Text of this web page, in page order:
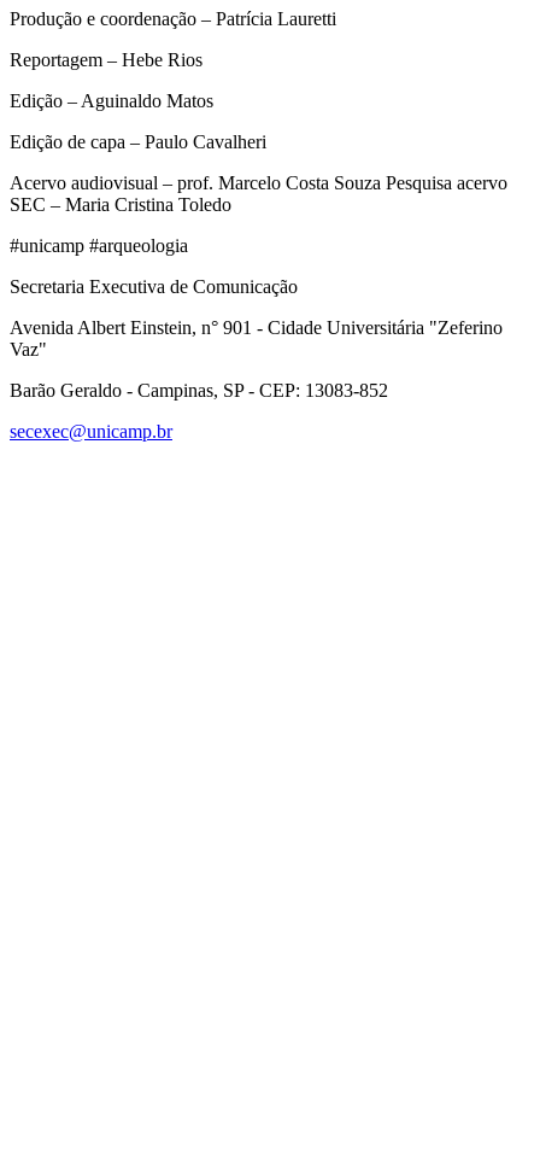
Produção e coordenação – Patrícia Lauretti
Reportagem – Hebe Rios
Edição – Aguinaldo Matos
Edição de capa – Paulo Cavalheri
Acervo audiovisual – prof. Marcelo Costa Souza Pesquisa acervo
SEC – Maria Cristina Toledo
#unicamp #arqueologia
Secretaria Executiva de Comunicação
Avenida Albert Einstein, n° 901 - Cidade Universitária "Zeferino
Vaz"
Barão Geraldo - Campinas, SP - CEP: 13083-852
secexec@unicamp.br